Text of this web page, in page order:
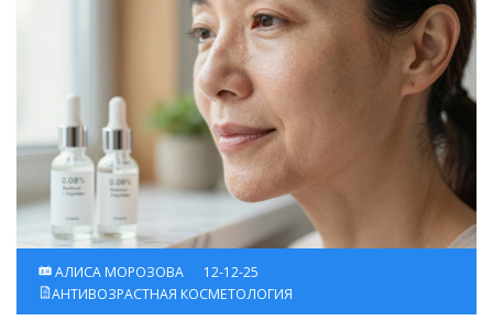
АЛИСА МОРОЗОВА
12-12-25
АНТИВОЗРАСТНАЯ КОСМЕТОЛОГИЯ